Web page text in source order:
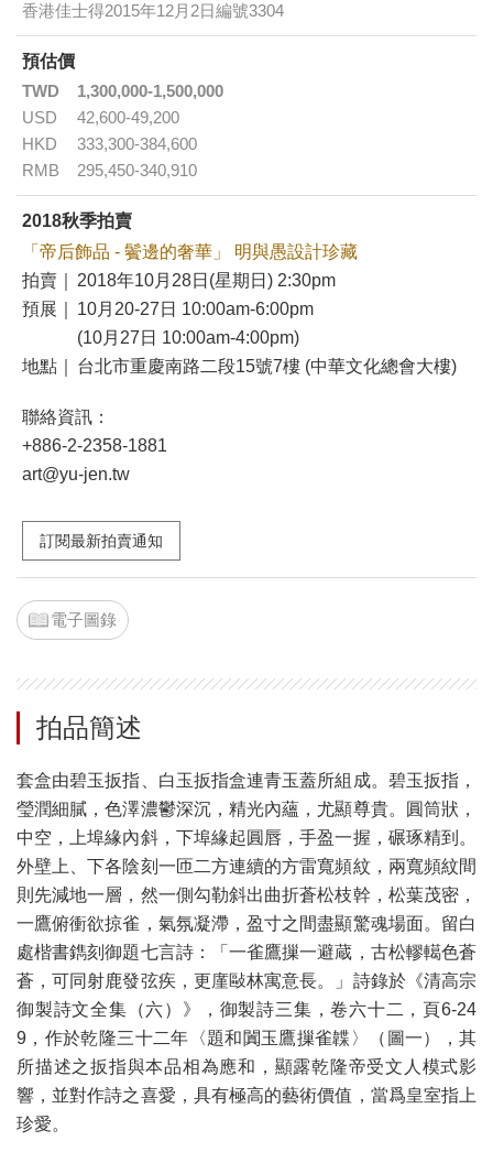
香港佳士得2015年12月2日編號3304
預估價
TWD
1,300,000-1,500,000
USD
42,600-49,200
HKD
333,300-384,600
RMB
295,450-340,910
2018秋季拍賣
「帝后飾品 - 鬢邊的奢華」 明與愚設計珍藏
拍賣｜
2018年10月28日(星期日) 2:30pm
預展｜
10月20-27日 10:00am-6:00pm
(10月27日 10:00am-4:00pm)
地點｜
台北市重慶南路二段15號7樓 (中華文化總會大樓)
聯絡資訊：
+886-2-2358-1881
art@yu-jen.tw
訂閱最新拍賣通知
電子圖錄
拍品簡述
套盒由碧玉扳指、白玉扳指盒連青玉蓋所組成。碧玉扳指，
瑩潤細膩，色澤濃鬱深沉，精光內蘊，尤顯尊貴。圓筒狀，
中空，上埠緣內斜，下埠緣起圓唇，手盈一握，碾琢精到。
外壁上、下各陰刻一匝二方連續的方雷寬頻紋，兩寬頻紋間
則先減地一層，然一側勾勒斜出曲折蒼松枝幹，松葉茂密，
一鷹俯衝欲掠雀，氣氛凝滯，盈寸之間盡顯驚魂場面。留白
處楷書鐫刻御題七言詩：「一雀鷹摷一避蔵，古松轇轕色蒼
蒼，可同射鹿發弦疾，更廑敺林寓意長。」詩錄於《清高宗
御製詩文全集（六）》，御製詩三集，卷六十二，頁6-24
9，作於乾隆三十二年〈題和闐玉鷹摷雀韘〉（圖一），其
所描述之扳指與本品相為應和，顯露乾隆帝受文人模式影
響，並對作詩之喜愛，具有極高的藝術價值，當爲皇室指上
珍愛。